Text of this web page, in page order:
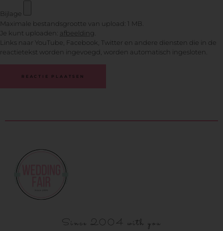
Bijlage
Maximale bestandsgrootte van upload: 1 MB.
Je kunt uploaden: afbeelding.
Links naar YouTube, Facebook, Twitter en andere diensten die in de
reactietekst worden ingevoegd, worden automatisch ingesloten.
Since 2004 with you